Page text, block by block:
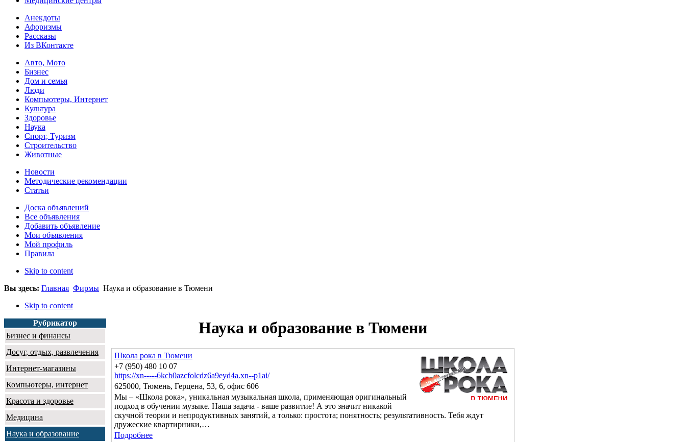
Анекдоты
Афоризмы
Рассказы
Из ВКонтакте
Авто, Мото
Бизнес
Дом и семья
Люди
Компьютеры, Интернет
Культура
Здоровье
Наука
Спорт, Туризм
Строительство
Животные
Новости
Методические рекомендации
Статьи
Доска объявлений
Все объявления
Добавить объявление
Мои объявления
Мой профиль
Правила
Skip to content
Вы здесь: Главная Фирмы Наука и образование в Тюмени
Skip to content
Рубрикатор
Бизнес и финансы
Досуг, отдых, развлечения
Интернет-магазины
Компьютеры, интернет
Красота и здоровье
Медицина
Наука и образование
Наука и образование в Тюмени
Школа рока в Тюмени
+7 (950) 480 10 07
https://xn-----6kcb0azcfolcdz6a9eyd4a.xn--p1ai/
625000, Тюмень, Герцена, 53, 6, офис 606
Мы – «Школа рока», уникальная музыкальная школа, применяющая оригинальный
подход в обучении музыке. Наша задача - ваше развитие! А это значит никакой
скучной теории и непродуктивных занятий, а только: простота; понятность; результативность. Тебя ждут
дружеские квартирники,…
Подробнее